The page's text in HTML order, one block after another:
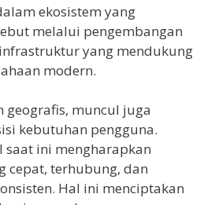
ekosistem yang
melalui pengembangan
yang mendukung
modern.
geografis, muncul juga
kebutuhan pengguna.
saat ini mengharapkan
cepat, terhubung, dan
Hal ini menciptakan